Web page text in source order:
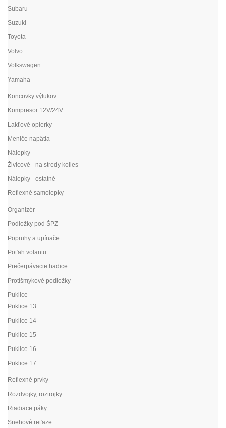
Subaru
Suzuki
Toyota
Volvo
Volkswagen
Yamaha
Koncovky výfukov
Kompresor 12V/24V
Lakťové opierky
Meniče napätia
Nálepky
Živicové - na stredy kolies
Nálepky - ostatné
Reflexné samolepky
Organizér
Podložky pod ŠPZ
Popruhy a upínače
Poťah volantu
Prečerpávacie hadice
Protišmykové podložky
Puklice
Puklice 13
Puklice 14
Puklice 15
Puklice 16
Puklice 17
Reflexné prvky
Rozdvojky, roztrojky
Riadiace páky
Snehové reťaze